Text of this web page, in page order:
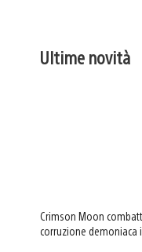
Ultime novità
Crimson Moon
corruzione demoniaca